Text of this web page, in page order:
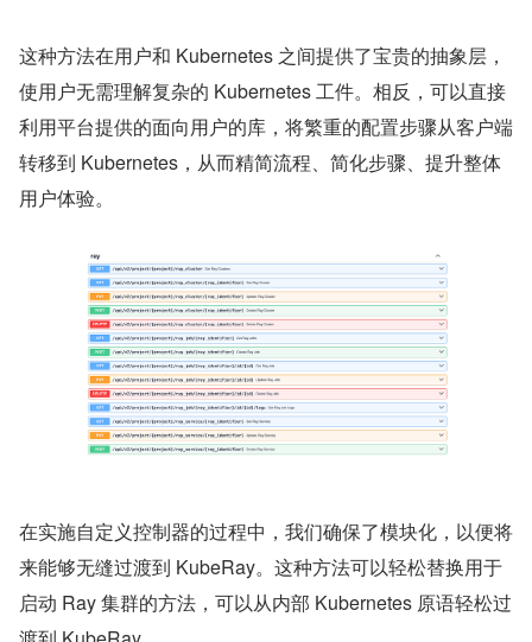
这种方法在用户和 Kubernetes 之间提供了宝贵的抽象层，
使用户无需理解复杂的 Kubernetes 工件。相反，可以直接
利用平台提供的面向用户的库，将繁重的配置步骤从客户端
转移到 Kubernetes，从而精简流程、简化步骤、提升整体
用户体验。
在实施自定义控制器的过程中，我们确保了模块化，以便将
来能够无缝过渡到 KubeRay。这种方法可以轻松替换用于
启动 Ray 集群的方法，可以从内部 Kubernetes 原语轻松过